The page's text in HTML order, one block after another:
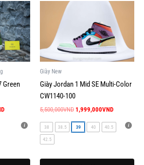
Green
Giá
hiện
tại
là:
800,000VND.
Giày New
Giày Jordan 1 Mid SE Multi-Color
CW1140-100
5,500,000VND
5,500,000VND.
1,999,000VND
hiện
tại
là:
thể.
Các
tùy
chọn
có
thể
được
chọn
38 38.5 39 40 40.5
42.5